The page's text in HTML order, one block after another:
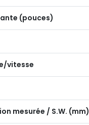
(pouces)
vitesse
mesurée / S.W. (mm)